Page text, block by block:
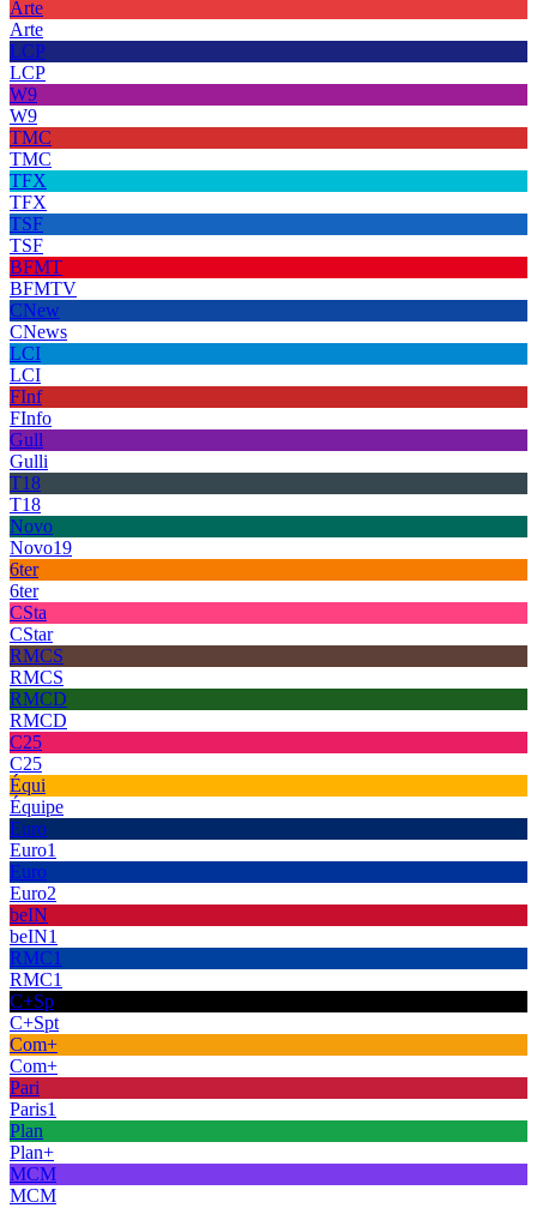
Arte
Arte
LCP
LCP
W9
W9
TMC
TMC
TFX
TFX
TSF
TSF
BFMT
BFMTV
CNew
CNews
LCI
LCI
FInf
FInfo
Gull
Gulli
T18
T18
Novo
Novo19
6ter
6ter
CSta
CStar
RMCS
RMCS
RMCD
RMCD
C25
C25
Équi
Équipe
Euro
Euro1
Euro
Euro2
beIN
beIN1
RMC1
RMC1
C+Sp
C+Spt
Com+
Com+
Pari
Paris1
Plan
Plan+
MCM
MCM